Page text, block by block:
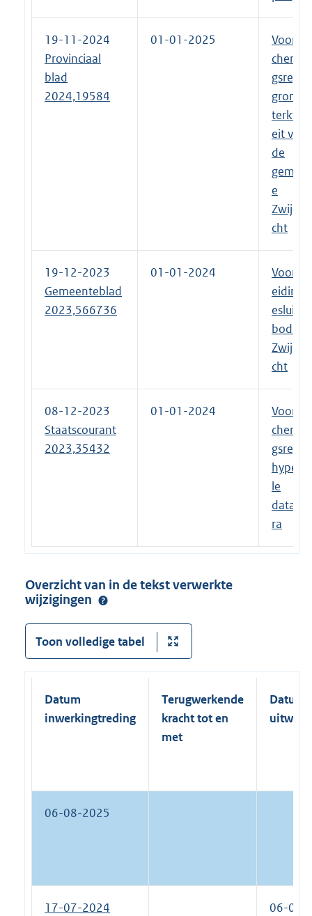
19-11-2024
Provinciaal
blad
2024,19584
01-01-2025
eit voor
de
e
cht
19-12-2023
Gemeenteblad
2023,566736
01-01-2024
esluit
bodem
cht
08-12-2023
Staatscourant
2023,35432
01-01-2024
le
ra
Overzicht van in de tekst verwerkte
wijzigingen
Toon volledige tabel
Datum
inwerkingtreding
Terugwerkende
kracht tot en
met
Datum
06-08-2025
17-07-2024 06-08-